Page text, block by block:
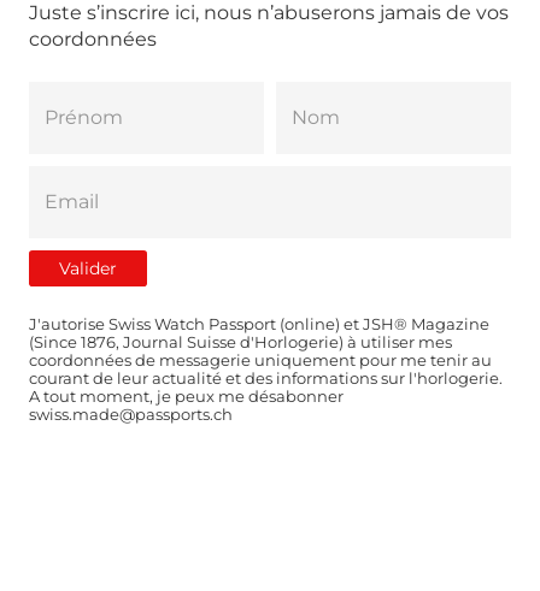
Juste s’inscrire ici, nous n’abuserons jamais de vos
coordonnées
J'autorise Swiss Watch Passport (online) et JSH® Magazine
(Since 1876, Journal Suisse d'Horlogerie) à utiliser mes
coordonnées de messagerie uniquement pour me tenir au
courant de leur actualité et des informations sur l'horlogerie.
A tout moment, je peux me désabonner
swiss.made@passports.ch